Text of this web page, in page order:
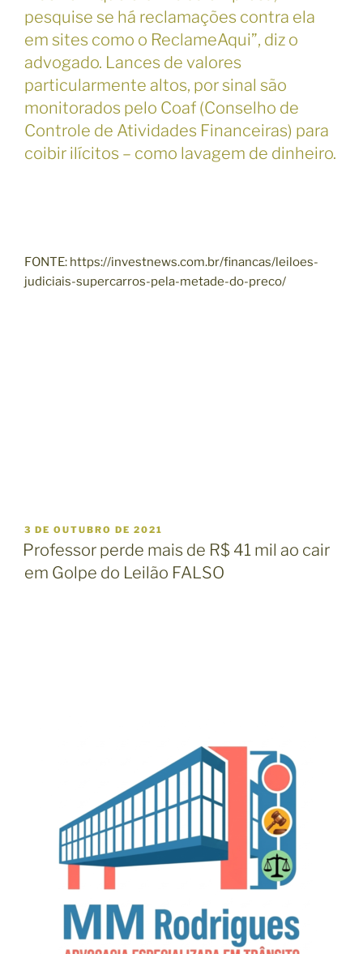
pesquise se há reclamações contra ela
em sites como o ReclameAqui”, diz o
advogado. Lances de valores
particularmente altos, por sinal são
monitorados pelo Coaf (Conselho de
Controle de Atividades Financeiras) para
coibir ilícitos – como lavagem de dinheiro.
FONTE: https://investnews.com.br/financas/leiloes-
judiciais-supercarros-pela-metade-do-preco/
P
U
B
L
3 DE OUTUBRO DE 2021
Professor perde mais de R$ 41 mil ao cair
em Golpe do Leilão FALSO